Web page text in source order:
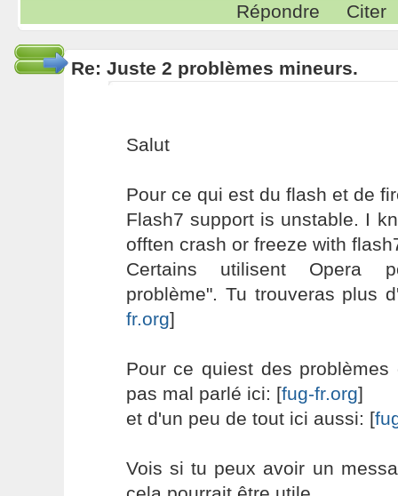
Répondre Citer
Re: Juste 2 problèmes mineurs.
Salut
Pour ce qui est du flash et de
Flash7 support is unstable. I
offten crash or freeze with
Certains utilisent Opera
problème". Tu trouveras plus
fr.org]
Pour ce quiest des
pas mal parlé ici: [fug-fr.org]
et d'un peu de tout ici aussi: [
Vois si tu peux avoir un